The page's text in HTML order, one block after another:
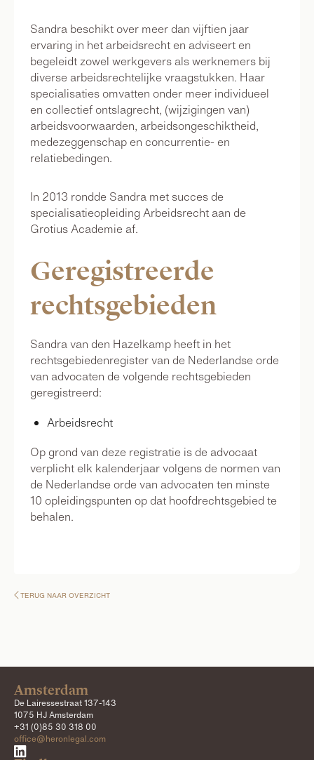
Sandra beschikt over meer dan vijftien jaar
ervaring in het arbeidsrecht en adviseert en
begeleidt zowel werkgevers als werknemers bij
diverse arbeidsrechtelijke vraagstukken. Haar
specialisaties omvatten onder meer individueel
en collectief ontslagrecht, (wijzigingen van)
arbeidsvoorwaarden, arbeidsongeschiktheid,
medezeggenschap en concurrentie- en
relatiebedingen.
In 2013 rondde Sandra met succes de
specialisatieopleiding Arbeidsrecht aan de
Grotius Academie af.
Geregistreerde
rechtsgebieden
Sandra van den Hazelkamp heeft in het
rechtsgebiedenregister van de Nederlandse orde
van advocaten de volgende rechtsgebieden
geregistreerd:
Arbeidsrecht
Op grond van deze registratie is de advocaat
verplicht elk kalenderjaar volgens de normen van
de Nederlandse orde van advocaten ten minste
10 opleidingspunten op dat hoofdrechtsgebied te
behalen.
TERUG NAAR OVERZICHT
Amsterdam
De Lairessestraat 137-143
1075 HJ Amsterdam
+31 (0)85 30 318 00
office@heronlegal.com
